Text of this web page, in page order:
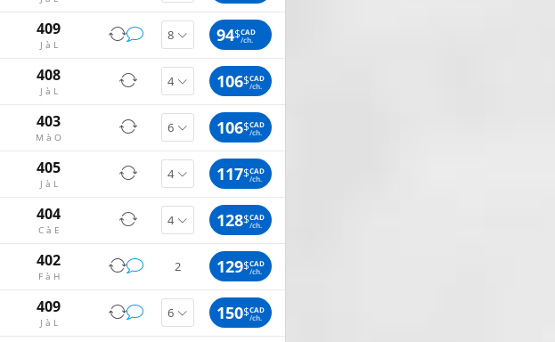
409
J à L 94$CAD
/ch.
408
J à L 106$CAD
/ch.
403
M à O 106$CAD
/ch.
405
J à L 117$CAD
/ch.
404
C à E 128$CAD
/ch.
402
F à H
2 129$CAD
/ch.
409
J à L 150$CAD
/ch.